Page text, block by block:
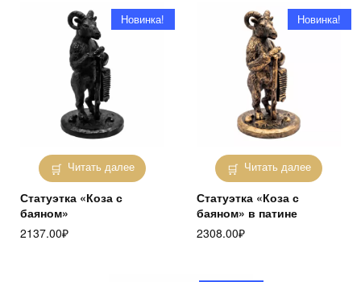
Читать далее
Новинка!
Статуэтка «Коза с
баяном»
2137.00₽
Читать далее
Новинка!
Статуэтка «Коза с
баяном» в патине
2308.00₽